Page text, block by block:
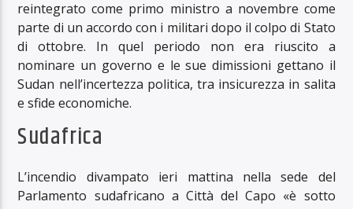
reintegrato come primo ministro a novembre come
parte di un accordo con i militari dopo il colpo di Stato
di ottobre. In quel periodo non era riuscito a
nominare un governo e le sue dimissioni gettano il
Sudan nell’incertezza politica, tra insicurezza in salita
e sfide economiche.
Sudafrica
L’incendio divampato ieri mattina nella sede del
Parlamento sudafricano a Città del Capo «è sotto